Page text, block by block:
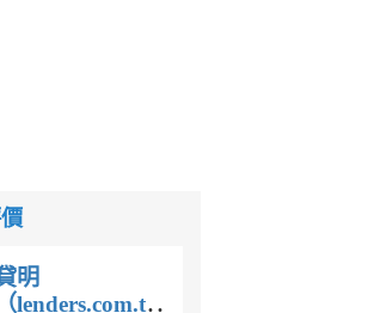
明
（lenders.com.tw